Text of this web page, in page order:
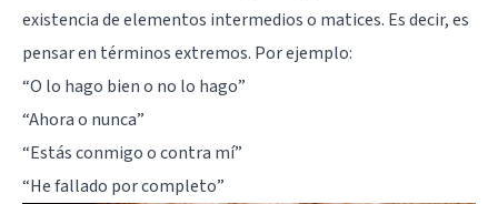
existencia de elementos intermedios o matices. Es decir, es
pensar en términos extremos. Por ejemplo:
“O lo hago bien o no lo hago”
“Ahora o nunca”
“Estás conmigo o contra mí”
“He fallado por completo”